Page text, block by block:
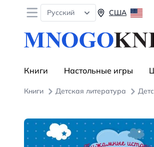
Open menu
Русский США
Книги Настольные игры
Книги Детская литература